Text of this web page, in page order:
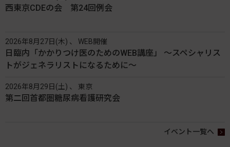
西東京CDEの会 第24回例会
2026年8月27日(木) 、 WEB開催
日臨内「かかりつけ医のためのWEB講座」 〜スペシャリス
トがジェネラリストになるために〜
2026年8月29日(土) 、 東京
第二回首都圏糖尿病看護研究会
イベント一覧へ